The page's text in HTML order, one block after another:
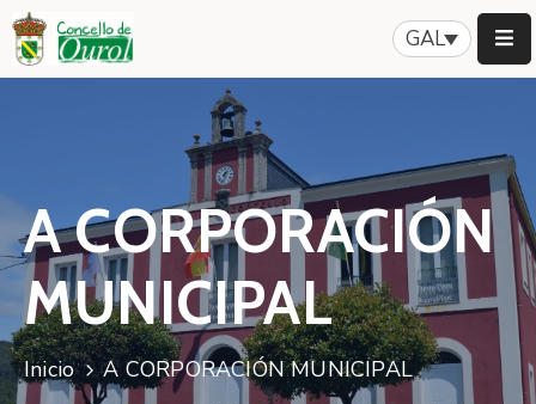
GAL
Servizos
Patrimonio
A
Nosa
Historia
A CORPORACIÓN
MUNICIPAL
Inicio A CORPORACIÓN MUNICIPAL